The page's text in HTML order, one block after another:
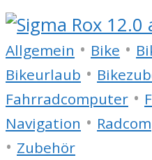
Allgemein • Bike •
Bikeurlaub •
Fahrradcomputer •
Navigation •
• Zubehör